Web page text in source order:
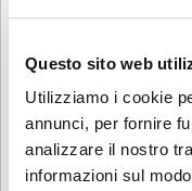
Questo sito web
Utilizziamo i cookie
annunci, per fornire
analizzare il nostro
informazioni sul